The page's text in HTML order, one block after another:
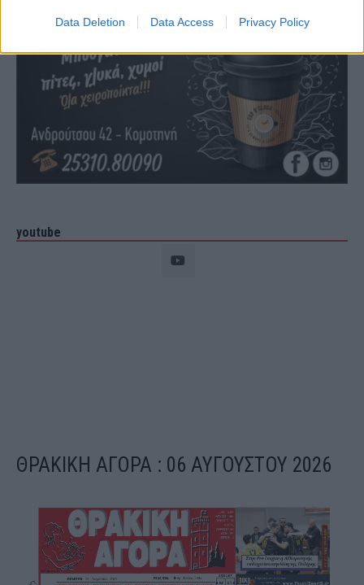
Data Deletion Data Access Privacy Policy
youtube
ΘΡΑΚΙΚΗ ΑΓΟΡΑ : 06 ΑΥΓΟΥΣΤΟΥ 2026